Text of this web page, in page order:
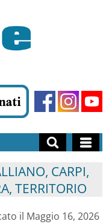
CARPI,
TERRITORIO
il Maggio 16, 2026